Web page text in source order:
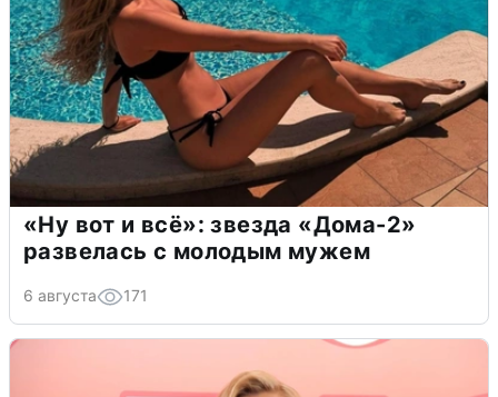
«Ну вот и всё»: звезда «Дома-2»
развелась с молодым мужем
6 августа 171